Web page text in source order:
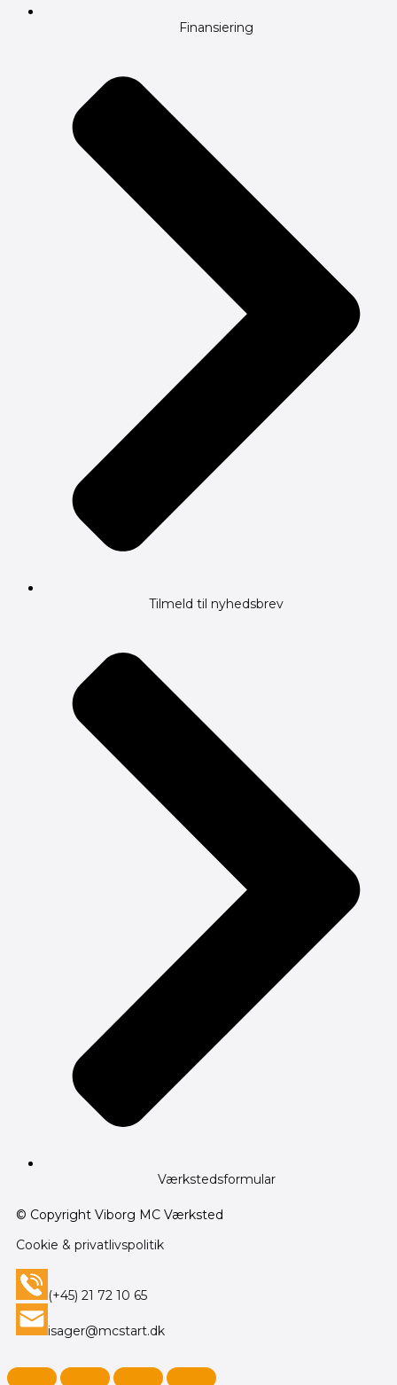
Finansiering
Tilmeld til nyhedsbrev
Værkstedsformular
© Copyright Viborg MC Værksted
Cookie & privatlivspolitik
(+45) 21 72 10 65
isager@mcstart.dk